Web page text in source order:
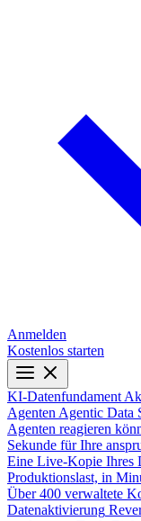
Anmelden
Kostenlos starten
KI-Datenfundament
Agenten Agentic Data
Agenten reagieren
Sekunde für Ihre
Eine Live-Kopie Ihres
Produktionslast, in
Über 400 verwaltete
Datenaktivierung